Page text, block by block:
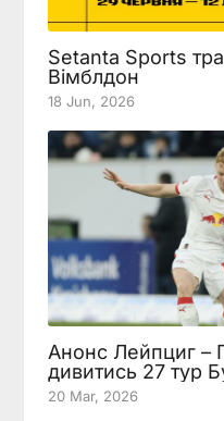
Setanta Sports
Вімблдон
18 Jun, 2026
Анонс Лейпциг –
дивитись 27 тур
20 Mar, 2026